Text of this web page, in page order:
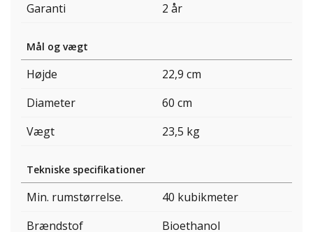
Garanti
2 år
Mål og vægt
Højde
22,9 cm
Diameter
60 cm
Vægt
23,5 kg
Tekniske specifikationer
Min. rumstørrelse.
40 kubikmeter
Brændstof
Bioethanol